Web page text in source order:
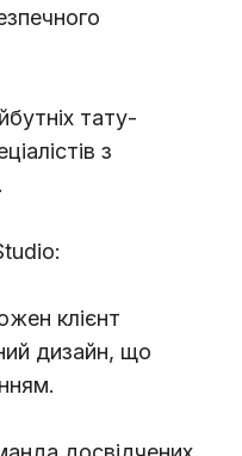
тату-
з
клієнт
дизайн, що